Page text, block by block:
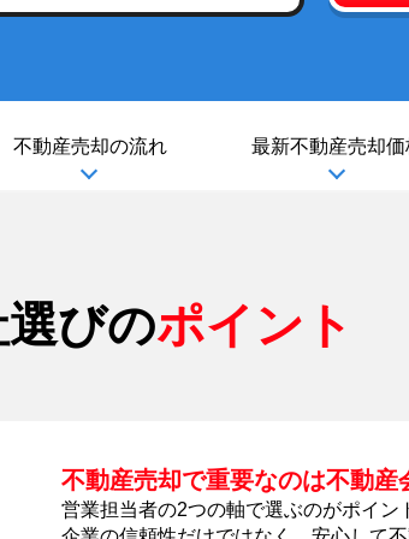
不動産売却の流れ 最新不動産売却価
びのポイント
不動産売却で重要なのは不動産
営業担当者の2つの軸で選ぶのがポイン